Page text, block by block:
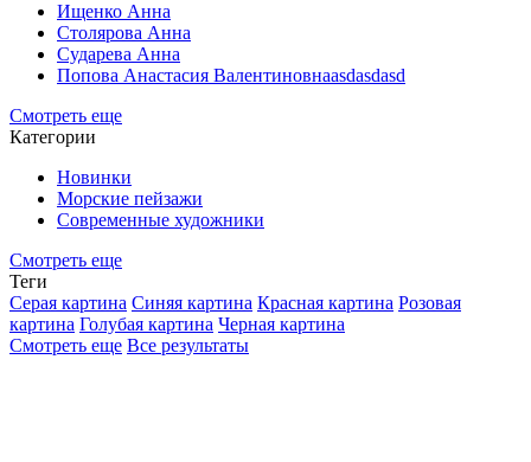
Ищенко Анна
Столярова Анна
Сударева Анна
Попова Анастасия Валентиновнаasdasdasd
Смотреть еще
Категории
Новинки
Морские пейзажи
Современные художники
Смотреть еще
Теги
Серая картина Синяя картина Красная картина Розовая
картина Голубая картина Черная картина
Смотреть еще Все результаты